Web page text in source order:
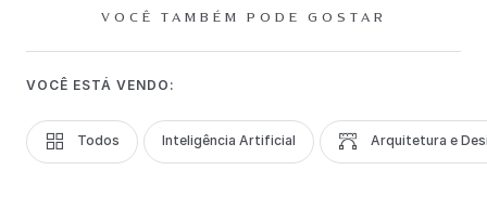
VOCÊ TAMBÉM PODE GOSTAR
VOCÊ ESTÁ VENDO:
Todos Inteligência Artificial Arquitetura e